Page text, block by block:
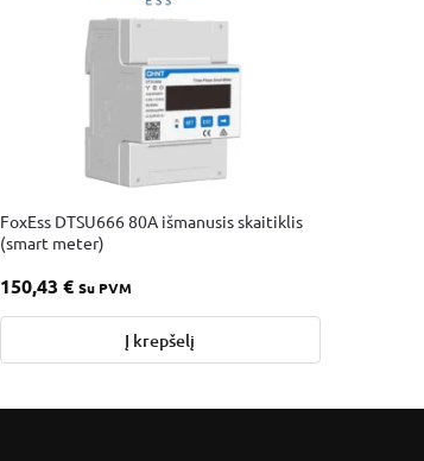
FoxEss DTSU666 80A išmanusis skaitiklis
(smart meter)
150,43 € Su PVM
Į krepšelį